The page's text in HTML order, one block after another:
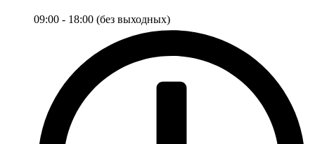
09:00 - 18:00 (без выходных)